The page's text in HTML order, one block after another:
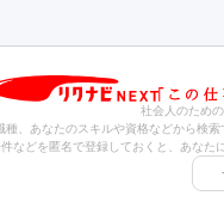
社会人のため
、あなたのスキルや資格などから検
などを匿名で登録しておくと、あなた